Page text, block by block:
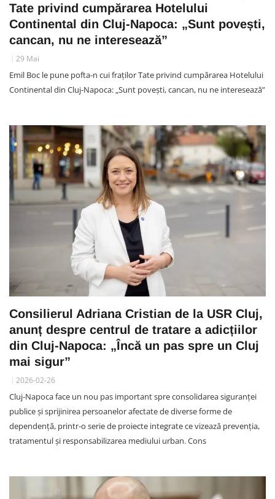
Tate privind cumpărarea Hotelului
Continental din Cluj-Napoca: „Sunt povești,
cancan, nu ne interesează”
29 Mai
Emil Boc le pune pofta-n cui fraților Tate privind cumpărarea Hotelului
Continental din Cluj-Napoca: „Sunt povești, cancan, nu ne interesează”
Consilierul Adriana Cristian de la USR Cluj,
anunț despre centrul de tratare a adicțiilor
din Cluj-Napoca: „Încă un pas spre un Cluj
mai sigur”
2026-02-26
Cluj-Napoca face un nou pas important spre consolidarea siguranței
publice și sprijinirea persoanelor afectate de diverse forme de
dependență, printr-o serie de proiecte integrate ce vizează prevenția,
tratamentul și responsabilizarea mediului urban. Cons